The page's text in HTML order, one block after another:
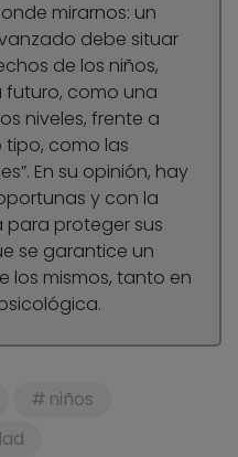
mirarnos: un
debe situar
de los niños,
como una
niveles, frente a
como las
En su opinión, hay
y con la
proteger sus
se garantice un
los mismos, tanto en
niños